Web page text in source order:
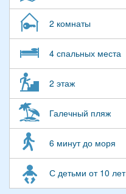
2 комнаты
4 спальных места
2 этаж
Галечный пляж
6 минут до моря
С детьми от 10 лет